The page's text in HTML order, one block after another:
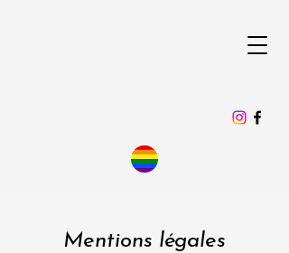
Mentions légales